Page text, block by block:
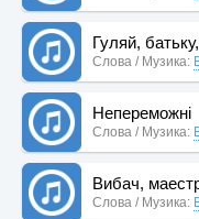
Гуляй,
Слова / Музика:
Непереможні
Слова / Музика:
Вибач,
Слова / Музика: